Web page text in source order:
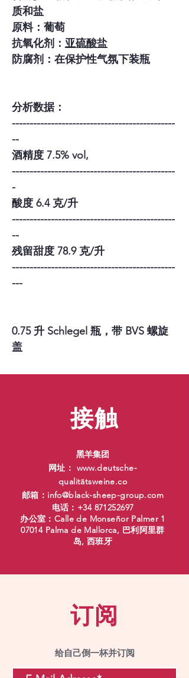
质和盐
原料：葡萄
抗氧化剂： 亚硫酸盐
防腐剂：在保护性气氛下装瓶
分析数据：
----------------------------------------------
--
酒精度 7.5% vol,
----------------------------------------------
-
酸度 6.4 克/升
----------------------------------------------
--
残留甜度 78.9 克/升
----------------------------------------------
---
0.75 升 Schlegel 瓶，带 BVS 螺旋
盖
接触
黑羊集团
网址： www.deutsche-
qualitätsweine.co
邮箱： info@black-sheep-group.com
电话：+34 871252697
办公室：Calle de Monseñor Palmer 1
07014 Palma de Mallorca, 巴利阿里群
岛, 西班牙
订阅
给自己倒一杯并订阅